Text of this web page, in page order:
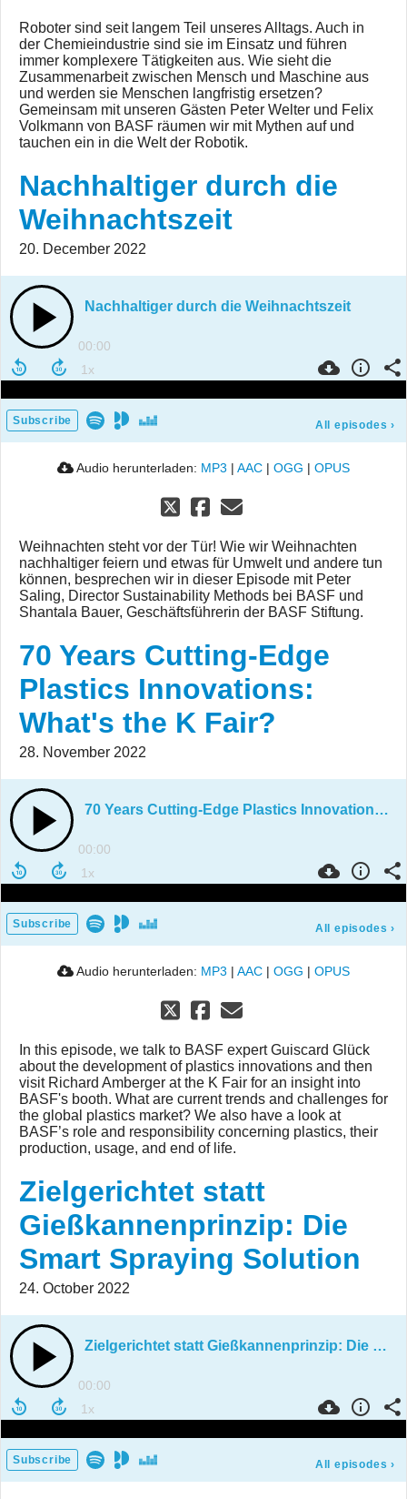
Roboter sind seit langem Teil unseres Alltags. Auch in
der Chemieindustrie sind sie im Einsatz und führen
immer komplexere Tätigkeiten aus. Wie sieht die
Zusammenarbeit zwischen Mensch und Maschine aus
und werden sie Menschen langfristig ersetzen?
Gemeinsam mit unseren Gästen Peter Welter und Felix
Volkmann von BASF räumen wir mit Mythen auf und
tauchen ein in die Welt der Robotik.
Nachhaltiger durch die
Weihnachtszeit
20. December 2022
Nachhaltiger durch die Weihnachtszeit
00:00
Subscribe All episodes ›
Audio herunterladen: MP3 | AAC | OGG | OPUS
Weihnachten steht vor der Tür! Wie wir Weihnachten
nachhaltiger feiern und etwas für Umwelt und andere tun
können, besprechen wir in dieser Episode mit Peter
Saling, Director Sustainability Methods bei BASF und
Shantala Bauer, Geschäftsführerin der BASF Stiftung.
70 Years Cutting-Edge
Plastics Innovations:
What's the K Fair?
28. November 2022
70 Years Cutting-Edge Plastics Innovations: What's the K Fair?
00:00
Subscribe All episodes ›
Audio herunterladen: MP3 | AAC | OGG | OPUS
In this episode, we talk to BASF expert Guiscard Glück
about the development of plastics innovations and then
visit Richard Amberger at the K Fair for an insight into
BASF's booth. What are current trends and challenges for
the global plastics market? We also have a look at
BASF’s role and responsibility concerning plastics, their
production, usage, and end of life.
Zielgerichtet statt
Gießkannenprinzip: Die
Smart Spraying Solution
24. October 2022
Zielgerichtet statt Gießkannenprinzip: Die Smart Spraying Solution
00:00
Subscribe All episodes ›